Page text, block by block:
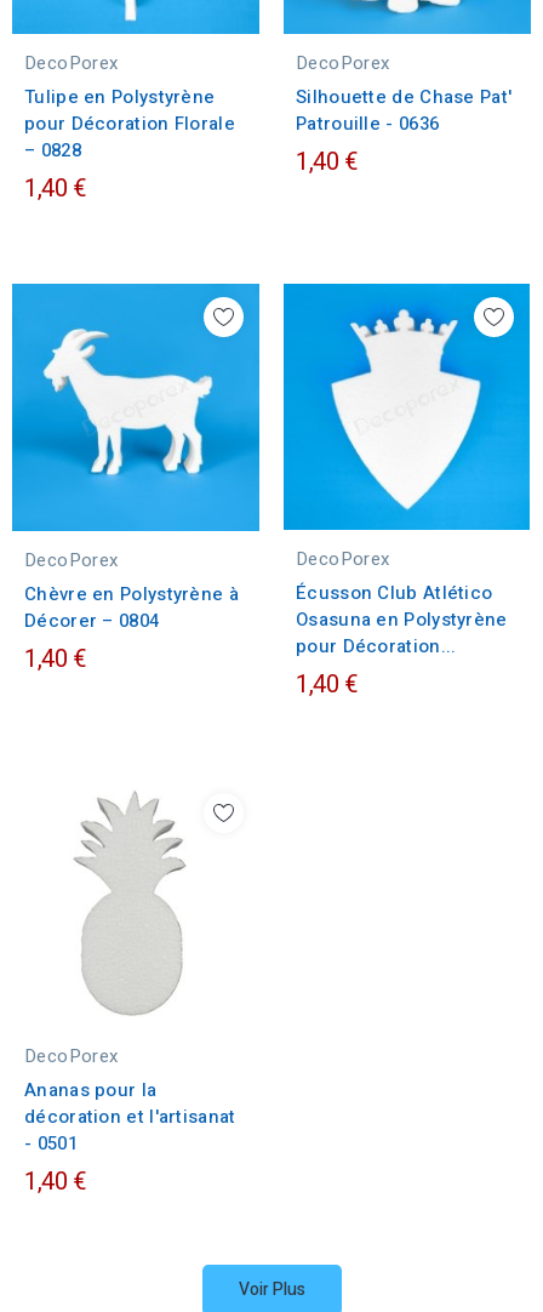
DecoPorex
Tulipe en Polystyrène
pour Décoration Florale
– 0828
1,40 €
DecoPorex
Silhouette de Chase Pat'
Patrouille - 0636
1,40 €
DecoPorex
Chèvre en Polystyrène à
Décorer – 0804
1,40 €
DecoPorex
Écusson Club Atlético
Osasuna en Polystyrène
pour Décoration...
1,40 €
DecoPorex
Ananas pour la
décoration et l'artisanat
- 0501
1,40 €
Voir Plus